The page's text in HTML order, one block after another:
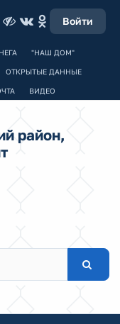
Войти
"НАШ ДОМ"
ОТКРЫТЫЕ ДАННЫЕ
ВИДЕО
район,